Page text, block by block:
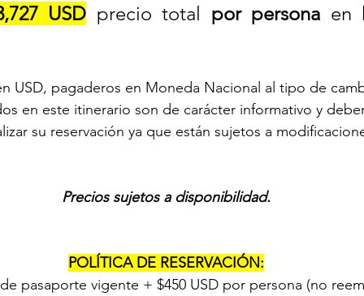
USD precio total por persona en
USD, pagaderos en Moneda Nacional al tipo de
en este itinerario son de carácter informativo y
su reservación ya que están sujetos a
Precios sujetos a disponibilidad.
POLÍTICA DE RESERVACIÓN:
pasaporte vigente + $450 USD por persona (no